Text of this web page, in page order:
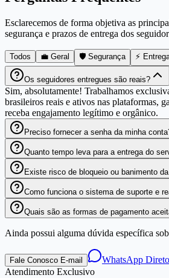
Esclarecemos de forma objetiva as
segurança e prazos de entrega dos
Todos 💼 Geral 🛡️ Segurança ⚡
Os seguidores entregues são reais?
Sim, absolutamente! Trabalhamos
brasileiros reais e ativos nas plataformas,
receba engajamento legítimo e orgânico.
Preciso fornecer a senha da minha
Quanto tempo leva para a entrega do
Existe risco de bloqueio ou banimento
Como funciona o sistema de suporte e
Quais são as formas de pagamento
Ainda possui alguma dúvida específica
Fale Conosco E-mail
WhatsApp Direto
Atendimento Exclusivo